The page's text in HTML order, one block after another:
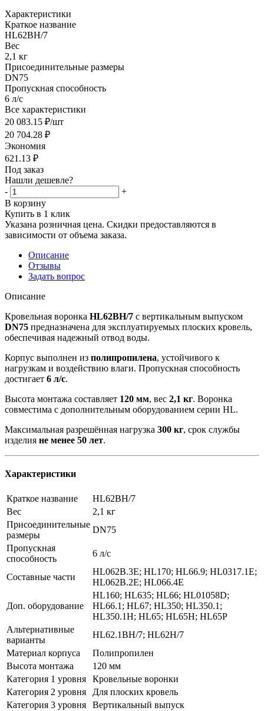
Характеристики
Краткое название
HL62BH/7
Вес
2,1 кг
Присоединительные размеры
DN75
Пропускная способность
6 л/с
Все характеристики
20 083.15 ₽/шт
20 704.28 ₽
Экономия
621.13 ₽
Под заказ
Нашли дешевле?
-
+
В корзину
Купить в 1 клик
Указана розничная цена. Скидки предоставляются в
зависимости от объема заказа.
Описание
Отзывы
Задать вопрос
Описание
Кровельная воронка HL62BH/7 с вертикальным выпуском
DN75 предназначена для эксплуатируемых плоских кровель,
обеспечивая надежный отвод воды.
Корпус выполнен из полипропилена, устойчивого к
нагрузкам и воздействию влаги. Пропускная способность
достигает 6 л/с.
Высота монтажа составляет 120 мм, вес 2,1 кг. Воронка
совместима с дополнительным оборудованием серии HL.
Максимальная разрешённая нагрузка 300 кг, срок службы
изделия не менее 50 лет.
Характеристики
Краткое название
HL62BH/7
Вес
2,1 кг
Присоединительные
размеры
DN75
Пропускная
способность
6 л/с
Составные части
HL062B.3E; HL170; HL66.9; HL0317.1E;
HL062B.2E; HL066.4E
Доп. оборудование
HL160; HL635; HL66; HL01058D;
HL66.1; HL67; HL350; HL350.1;
HL350.1H; HL65; HL65H; HL65P
Альтернативные
варианты
HL62.1BH/7; HL62H/7
Материал корпуса
Полипропилен
Высота монтажа
120 мм
Категория 1 уровня
Кровельные воронки
Категория 2 уровня
Для плоских кровель
Категория 3 уровня
Вертикальный выпуск